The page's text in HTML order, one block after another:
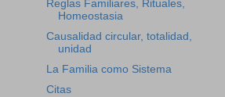
Reglas Familiares, Rituales,
Homeostasia
Causalidad circular, totalidad,
unidad
La Familia como Sistema
Citas